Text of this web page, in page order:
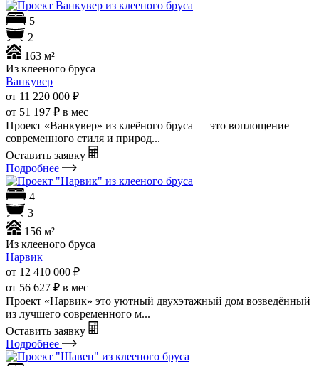
5
2
163 м²
Из клееного бруса
Ванкувер
от 11 220 000 ₽
от 51 197 ₽ в мес
Проект «Ванкувер» из клеёного бруса — это воплощение
современного стиля и природ...
Оставить заявку
Подробнее
4
3
156 м²
Из клееного бруса
Нарвик
от 12 410 000 ₽
от 56 627 ₽ в мес
Проект «Нарвик» это уютный двухэтажный дом возведённый
из лучшего современного м...
Оставить заявку
Подробнее